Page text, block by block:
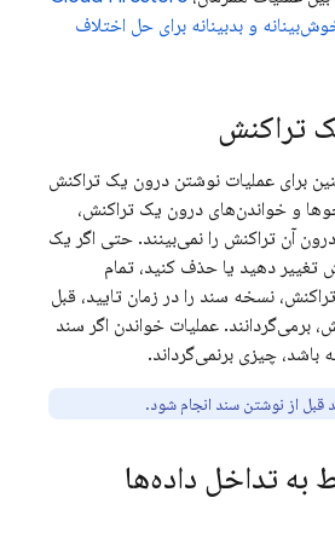
و بدبینانه برای حل اختلاف
تراکنش
برای عملیات نوشتن درون یک تراکنش
و خواندن‌های درون یک تراکنش،
آن تراکنش را نمی‌بینند. حتی اگر یک
تغییر دهید یا حذف کنید، تمام
نسخه سند را در زمان تایید، قبل
برمی‌گردانند. عملیات خواندن اگر سند
باشد، چیزی برنمی‌گرداند.
قبل از نوشتن سند انجام شود.
به تداخل داده‌ها